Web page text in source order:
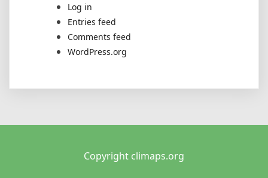
Log in
Entries feed
Comments feed
WordPress.org
Copyright climaps.org